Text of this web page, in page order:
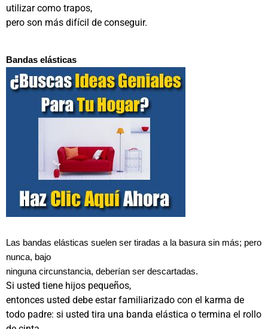
utilizar como trapos,
pero son más difícil de conseguir.
Bandas elásticas
Las bandas elásticas suelen ser tiradas a la basura sin más; pero
nunca, bajo
ninguna circunstancia, deberían ser descartadas.
Si usted tiene hijos pequeños,
entonces usted debe estar familiarizado con el karma de
todo padre: si usted tira una banda elástica o termina el rollo